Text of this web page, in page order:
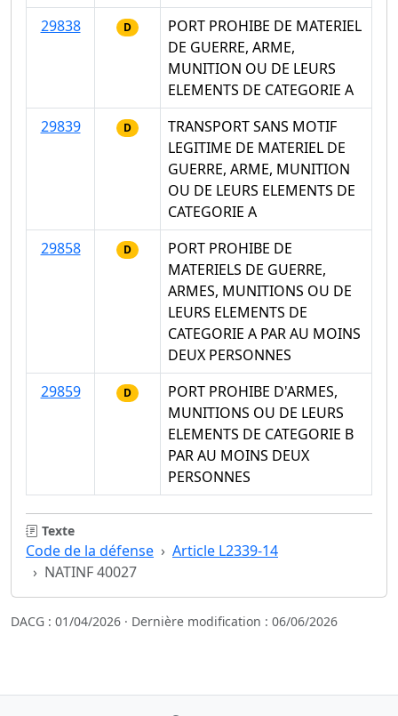
29838
D
PORT PROHIBE DE MATERIEL
DE GUERRE, ARME,
MUNITION OU DE LEURS
ELEMENTS DE CATEGORIE A
29839
D
TRANSPORT SANS MOTIF
LEGITIME DE MATERIEL DE
GUERRE, ARME, MUNITION
OU DE LEURS ELEMENTS DE
CATEGORIE A
29858
D
PORT PROHIBE DE
MATERIELS DE GUERRE,
ARMES, MUNITIONS OU DE
LEURS ELEMENTS DE
CATEGORIE A PAR AU MOINS
DEUX PERSONNES
29859
D
PORT PROHIBE D'ARMES,
MUNITIONS OU DE LEURS
ELEMENTS DE CATEGORIE B
PAR AU MOINS DEUX
PERSONNES
Texte
Code de la défense
Article L2339-14
NATINF 40027
DACG : 01/04/2026 · Dernière modification : 06/06/2026